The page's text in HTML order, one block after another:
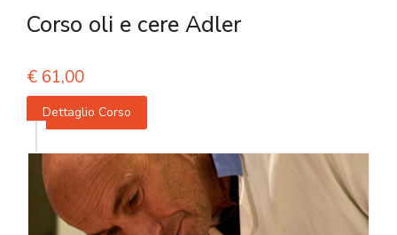
Corso oli e cere Adler
€ 61,00
Dettaglio Corso